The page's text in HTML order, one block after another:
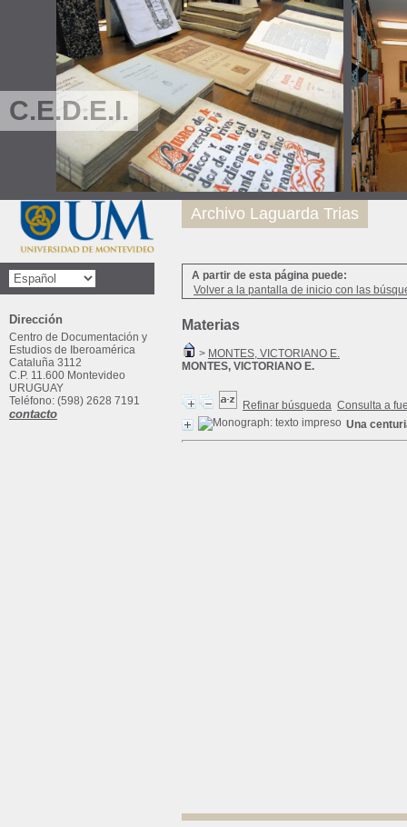
C.E.D.E.I.
A partir de esta página puede:
Volver a la pantalla de inicio con las
Materias
> MONTES, VICTORIANO E.
MONTES, VICTORIANO E.
Refinar búsqueda Consulta a
Una
Archivo Laguarda Trias
Dirección
Centro de Documentación y
Estudios de Iberoamérica
Cataluña 3112
C.P. 11.600 Montevideo
URUGUAY
Teléfono: (598) 2628 7191
contacto